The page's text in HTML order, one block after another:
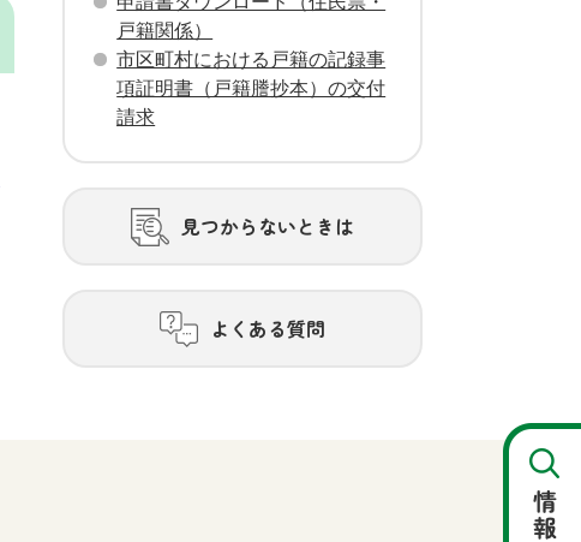
戸籍関係）
市区町村における戸籍の記録事
項証明書（戸籍謄抄本）の交付
請求
見つからないときは
よくある質問